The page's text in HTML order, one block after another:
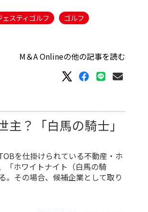
ェスティゴルフ ゴルフ
M＆A Onlineの他の記事を読む
？「白馬の騎士」
を仕掛けられている不動産・ホ
「ホワイトナイト（白馬の騎
。その場合、候補企業として取り